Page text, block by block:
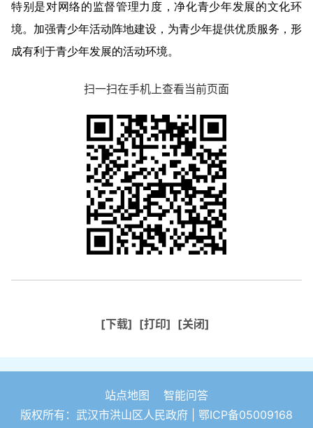
特别是对网络的监督管理力度，净化青少年发展的文化环
境。加强青少年活动阵地建设，为青少年提供优质服务，形
成有利于青少年发展的活动环境。
扫一扫在手机上查看当前页面
[下载] [打印] [关闭]
站点地图
智能问答
版权所有：武汉市洪山区人民政府 | 鄂ICP备05009168